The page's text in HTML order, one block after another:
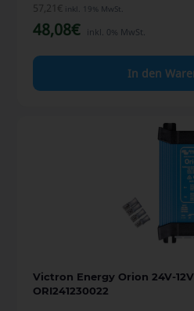
57,21 € inkl. 19% MwSt.
48,08€ inkl. 0% MwSt.
In den
Victron Energy Orion 24V-
ORI241230022